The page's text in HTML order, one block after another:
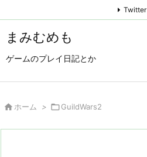
まみむめも
ゲームのプレイ日記とか
Twitter
 ホーム > GuildWars2